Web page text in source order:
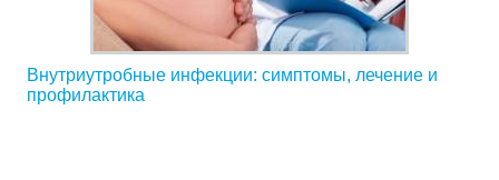
Внутриутробные инфекции: симптомы, лечение и
профилактика